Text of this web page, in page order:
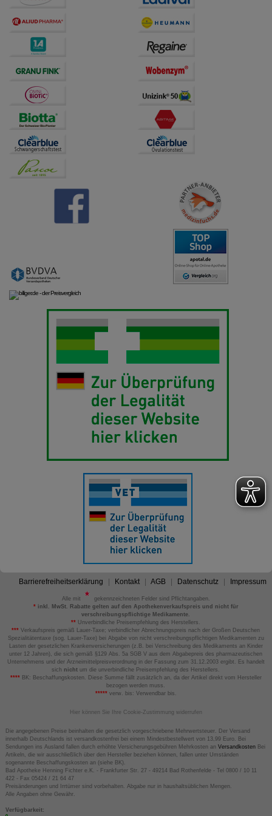
Barrierefreiheitserklärung Kontakt AGB Datenschutz Impressum
Alle mit
gekennzeichneten Felder sind Pflichtangaben.
*inkl. MwSt. Rabatte gelten auf den Apothekenverkaufspreis und nicht für
verschreibungspflichtige Medikamente.
** Unverbindliche Preisempfehlung des Herstellers.
*** Verkaufspreis gemäß Lauer-Taxe; verbindlicher Abrechnungspreis nach der Großen Deutschen
Spezialitätentaxe (sog. Lauer-Taxe) bei Abgabe von nicht verschreibungspflichtigen Medikamenten zu
Lasten der gesetzlichen Krankenversicherungen (z.B. bei Verschreibung des Medikaments an Kinder
unter 12 Jahren), die sich gemäß §129 Abs. 5a SGB V aus dem Abgabepreis des pharmazeutischen
Unternehmens und der Arzneimittelpreisverordnung in der Fassung zum 31.12.2003 ergibt. Es handelt
sich nicht um die unverbindliche Preisempfehlung des Herstellers.
****BK: Beschaffungskosten. Diese Summe fällt zusätzlich an, da der Artikel direkt vom Hersteller
bezogen werden muss.
*****verw. bis: Verwendbar bis.
Hier können Sie Ihre Cookie-Zustimmung widerrufen
Die angegebenen Preise beinhalten die gesetzlich vorgeschriebene Mehrwertsteuer. Der Versand
innerhalb Deutschlands ist versandkostenfrei bei einem Mindestbestellwert von 13,99 Euro. Bei
Sendungen ins Ausland fallen durch erhöhte Versicherungsgebühren Mehrkosten an VersandkostenBei
Artikeln, die wir ausschließlich über den Hersteller beziehen können, fallen unter Umständen
sogenannte Beschaffungskosten an (siehe BK).
Bad Apotheke Henning Fichter e.K. - Frankfurter Str. 27 - 49214 Bad Rothenfelde - Tel 0800 / 10 11
422 - Fax 05424 / 21 64 47
Preisänderungen und Irrtümer sind vorbehalten. Abgabe nur in haushaltsüblichen Mengen.
Alle Angaben ohne Gewähr.
Verfügbarkeit: